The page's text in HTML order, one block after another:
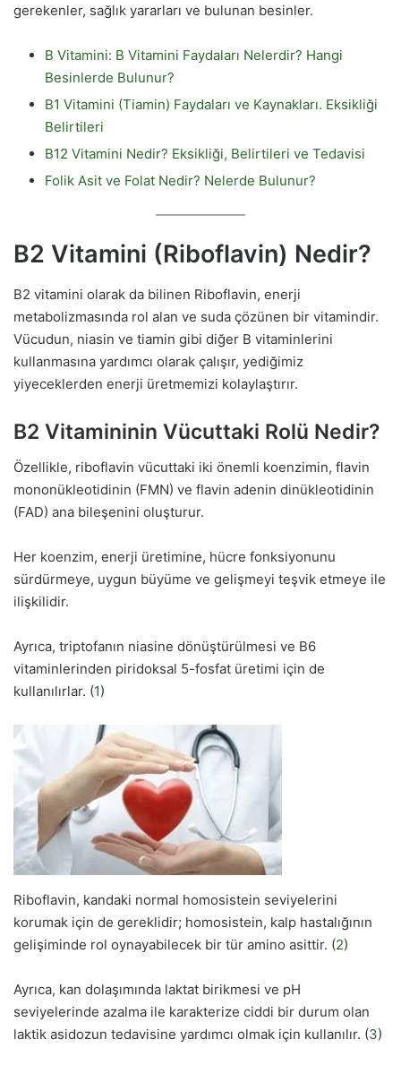
gerekenler, sağlık yararları ve bulunan besinler.
B Vitamini: B Vitamini Faydaları Nelerdir? Hangi
Besinlerde Bulunur?
B1 Vitamini (Tiamin) Faydaları ve Kaynakları. Eksikliği
Belirtileri
B12 Vitamini Nedir? Eksikliği, Belirtileri ve Tedavisi
Folik Asit ve Folat Nedir? Nelerde Bulunur?
B2 Vitamini (Riboflavin) Nedir?
B2 vitamini olarak da bilinen Riboflavin, enerji
metabolizmasında rol alan ve suda çözünen bir vitamindir.
Vücudun, niasin ve tiamin gibi diğer B vitaminlerini
kullanmasına yardımcı olarak çalışır, yediğimiz
yiyeceklerden enerji üretmemizi kolaylaştırır.
B2 Vitamininin Vücuttaki Rolü Nedir?
Özellikle, riboflavin vücuttaki iki önemli koenzimin, flavin
mononükleotidinin (FMN) ve flavin adenin dinükleotidinin
(FAD) ana bileşenini oluşturur.
Her koenzim, enerji üretimine, hücre fonksiyonunu
sürdürmeye, uygun büyüme ve gelişmeyi teşvik etmeye ile
ilişkilidir.
Ayrıca, triptofanın niasine dönüştürülmesi ve B6
vitaminlerinden piridoksal 5-fosfat üretimi için de
kullanılırlar. (1)
Riboflavin, kandaki normal homosistein seviyelerini
korumak için de gereklidir; homosistein, kalp hastalığının
gelişiminde rol oynayabilecek bir tür amino asittir. (2)
Ayrıca, kan dolaşımında laktat birikmesi ve pH
seviyelerinde azalma ile karakterize ciddi bir durum olan
laktik asidozun tedavisine yardımcı olmak için kullanılır. (3)